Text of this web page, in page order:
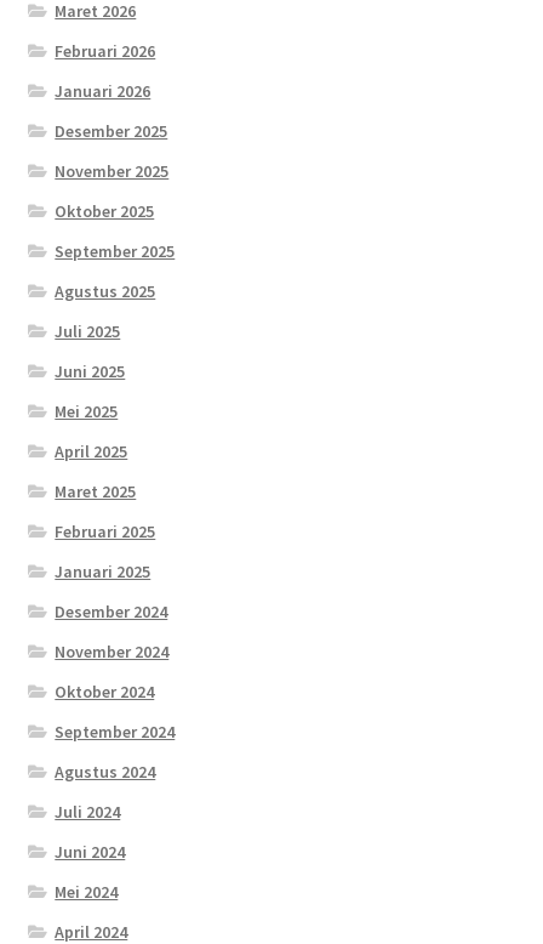
Maret 2026
Februari 2026
Januari 2026
Desember 2025
November 2025
Oktober 2025
September 2025
Agustus 2025
Juli 2025
Juni 2025
Mei 2025
April 2025
Maret 2025
Februari 2025
Januari 2025
Desember 2024
November 2024
Oktober 2024
September 2024
Agustus 2024
Juli 2024
Juni 2024
Mei 2024
April 2024